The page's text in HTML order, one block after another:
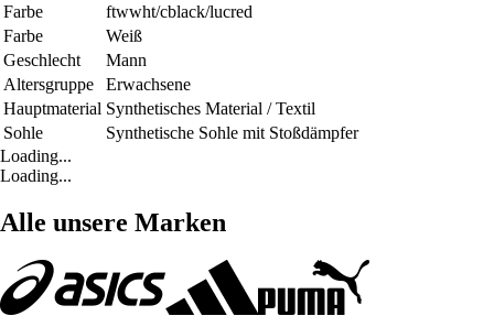
Farbe
ftwwht/cblack/lucred
Farbe
Weiß
Geschlecht
Mann
Altersgruppe
Erwachsene
Hauptmaterial Synthetisches Material / Textil
Sohle
Synthetische Sohle mit Stoßdämpfer
Loading...
Loading...
Alle unsere Marken